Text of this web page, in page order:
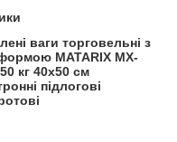
ваги торговельні з
MATARIX MX-
кг 40х50 см
підлогові